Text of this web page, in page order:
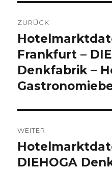
Navigation
ZURÜCK
Vorheriger
Beitrag:
Frankfurt –
Denkfabrik –
WEITER
Nächster
Beitrag:
DIEHOGA